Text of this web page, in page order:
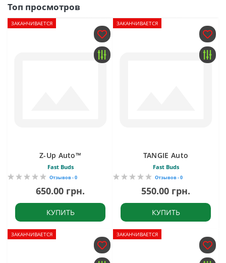
Топ просмотров
ЗАКАНЧИВАЕТСЯ
Z-Up Auto™
Fast Buds
Отзывов - 0
650.00 грн.
КУПИТЬ
ЗАКАНЧИВАЕТСЯ
TANGIE Auto
Fast Buds
Отзывов - 0
550.00 грн.
КУПИТЬ
ЗАКАНЧИВАЕТСЯ ЗАКАНЧИВАЕТСЯ